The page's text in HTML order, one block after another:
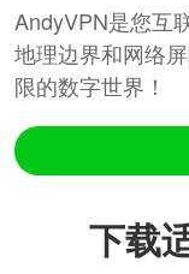
AndyVPN是您互
地理边界和网络
限的数字世界！
下载